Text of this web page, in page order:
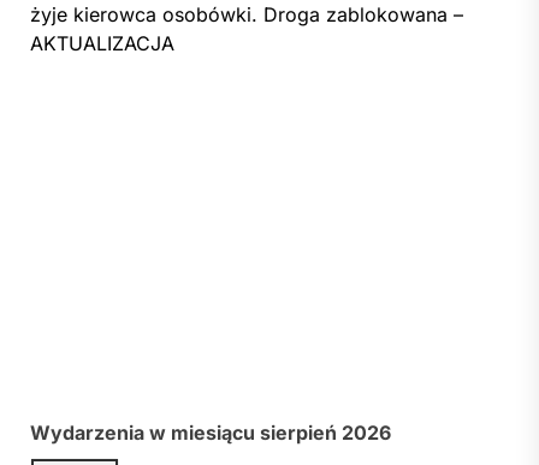
żyje kierowca osobówki. Droga zablokowana –
AKTUALIZACJA
Wydarzenia w miesiącu sierpień 2026